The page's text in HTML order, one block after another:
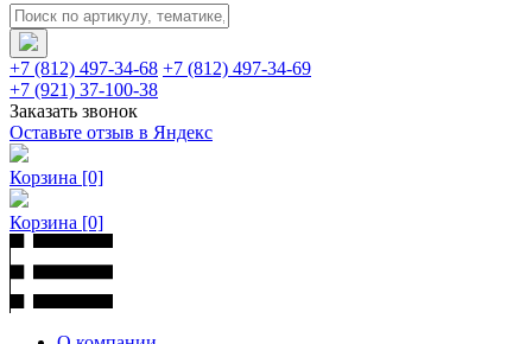
+7 (812) 497-34-68 +7 (812) 497-34-69
+7 (921) 37-100-38
Заказать звонок
Оставьте отзыв в Яндекс
Корзина [0]
Корзина [0]